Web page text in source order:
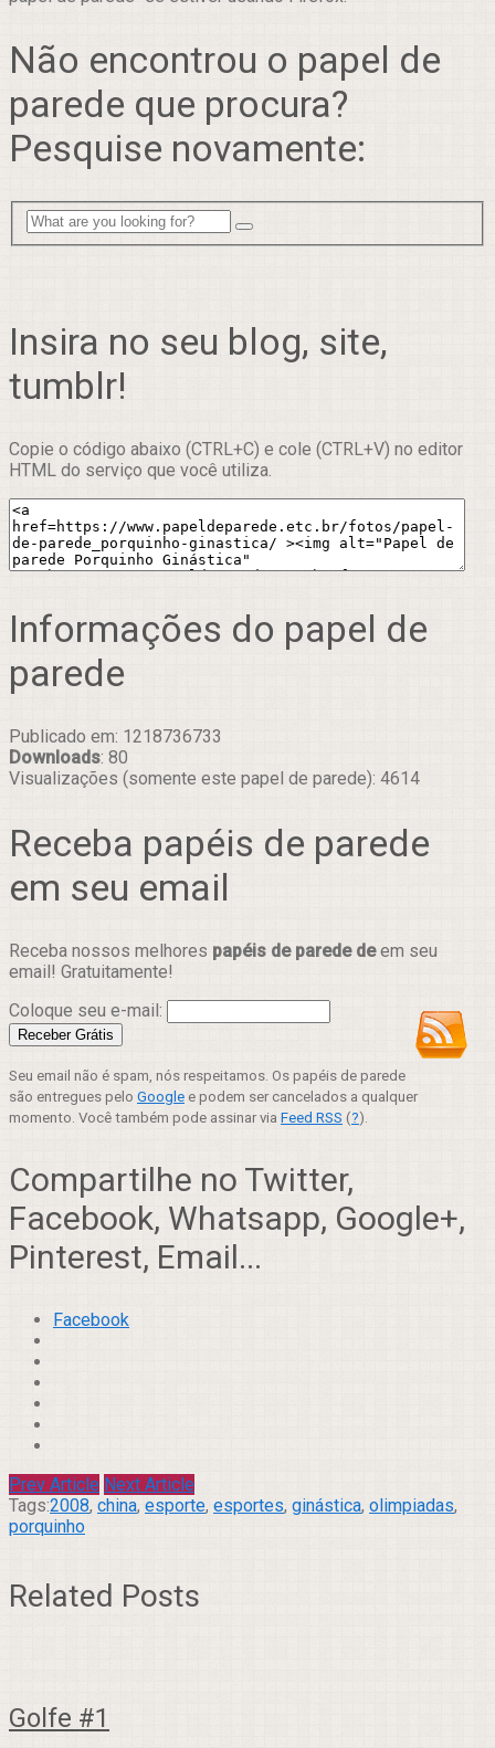
Não encontrou o papel de
parede que procura?
Pesquise novamente:
Insira no seu blog, site,
tumblr!
Copie o código abaixo (CTRL+C) e cole (CTRL+V) no editor
HTML do serviço que você utiliza.
Informações do papel de
parede
Publicado em: 1218736733
Downloads: 80
Visualizações (somente este papel de parede): 4614
Receba papéis de parede
em seu email
Receba nossos melhores papéis de parede deem seu
email! Gratuitamente!
Coloque seu e-mail:
Seu email não é spam, nós respeitamos. Os papéis de parede
são entregues pelo Google e podem ser cancelados a qualquer
momento. Você também pode assinar via Feed RSS (?).
Compartilhe no Twitter,
Facebook, Whatsapp, Google+,
Pinterest, Email...
Facebook
Prev Article Next Article
Tags:2008, china, esporte, esportes, ginástica, olimpiadas,
porquinho
Related Posts
Golfe #1